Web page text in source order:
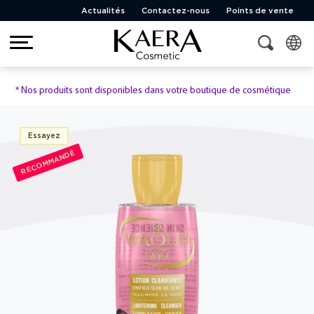
Actualités Contactez-nous Points de vente
*Nos produits sont disponibles dans votre boutique de cosmétique
Essayez
RECOMMANDÉ